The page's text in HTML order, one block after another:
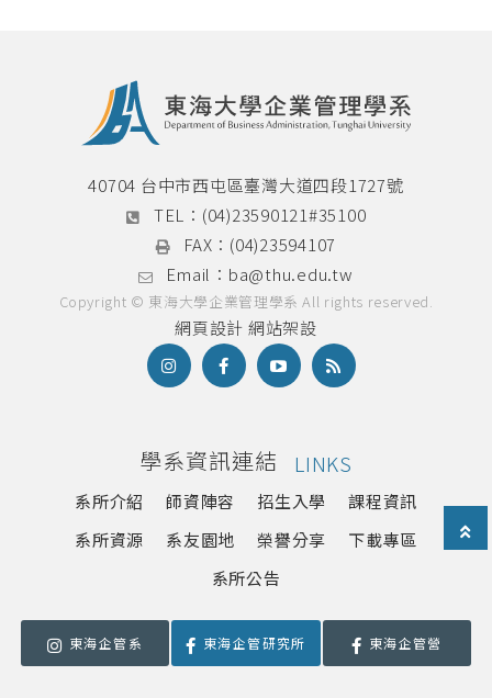
海外研習營
實習專區
校外實習辦法
實習各式表單
40704 台中市西屯區臺灣大道四段1727號
TEL： (04)23590121#35100
FAX： (04)23594107
Email： ba@thu.edu.tw
Copyright © 東海大學企業管理學系 All rights reserved.
網頁設計 網站架設
學系資訊連結 LINKS
系所介紹 師資陣容 招生入學
課程資訊
系所資源
系友園地 榮譽分享
下載專區
系所公告
東海企管系 東海企管研究所 東海企管營